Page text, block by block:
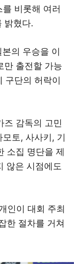
비롯해 여러
밝혔다.
의 우승을 이
만 출전할 가능
구단의 허락이
즈 감독의 고민
토, 사사키, 기
소집 명단을 제
않은 시점에도
인이 대회 주최
한 절차를 거쳐